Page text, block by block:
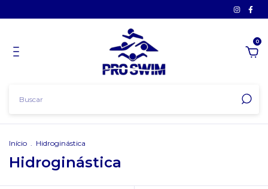
0
Início . Hidroginástica
Hidroginástica